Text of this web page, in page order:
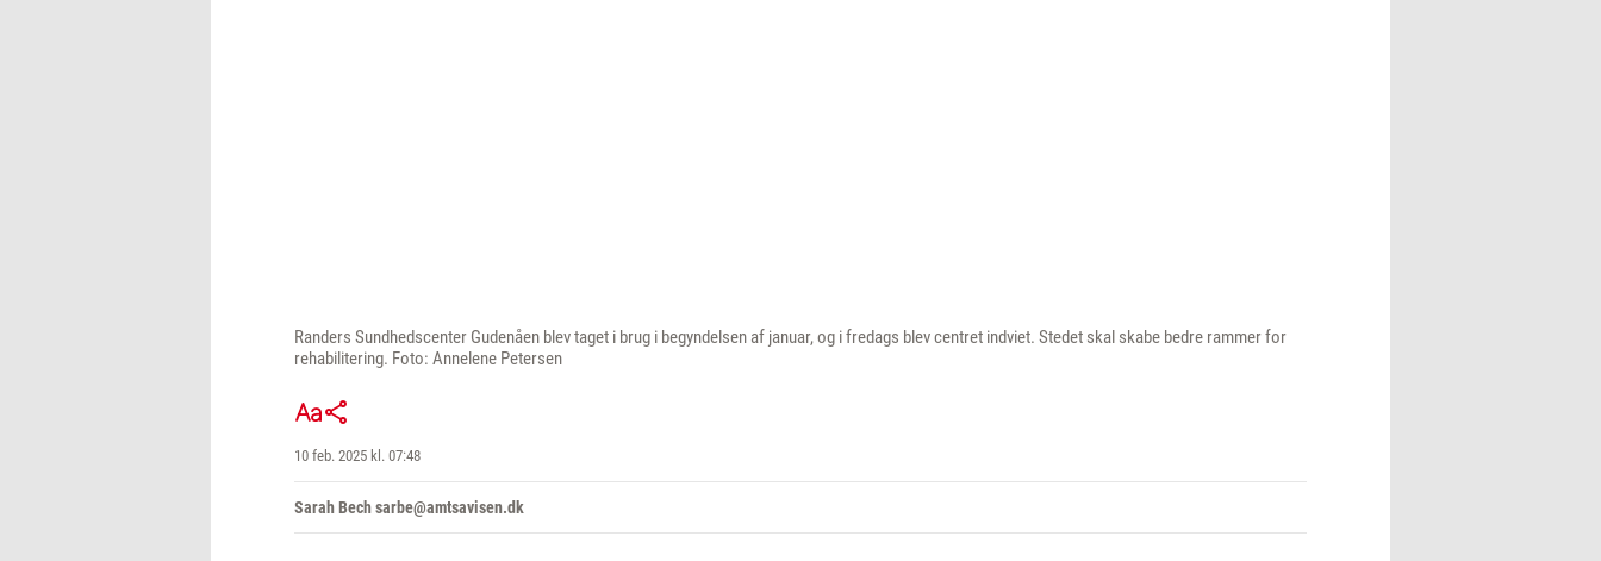
Randers Sundhedscenter Gudenåen blev taget i brug i begyndelsen af januar, og i fredags blev centret indviet. Stedet skal skabe bedre rammer for
rehabilitering. Foto: Annelene Petersen
10 feb. 2025 kl. 07:48
Sarah Bech sarbe@amtsavisen.dk